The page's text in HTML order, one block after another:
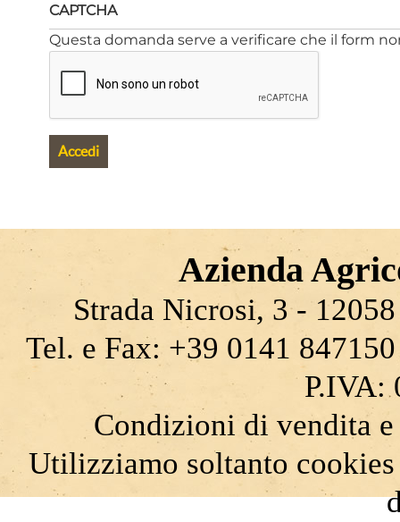
CAPTCHA
Questa domanda serve a verificare che il form
Azienda
Strada Nicrosi, 3 -
Tel. e Fax: +39 0141
P.IVA:
Condizioni di vendita
Utilizziamo soltanto